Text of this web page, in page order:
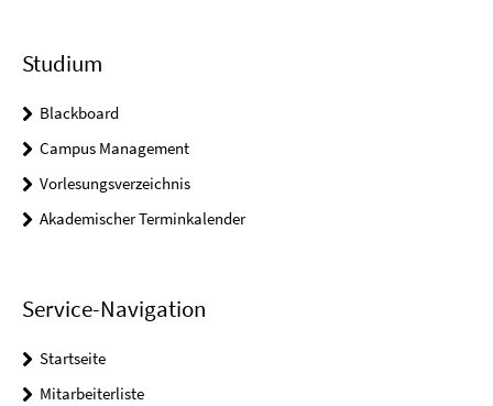
Studium
Blackboard
Campus Management
Vorlesungsverzeichnis
Akademischer Terminkalender
Service-Navigation
Startseite
Mitarbeiterliste